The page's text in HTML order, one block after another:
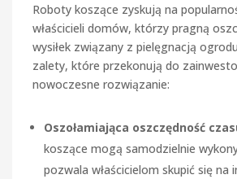
Roboty koszące zyskują na
właścicieli domów, którzy pragną
wysiłek związany z pielęgnacją
zalety, które przekonują do
nowoczesne rozwiązanie:
Oszołamiająca oszczędność
koszące mogą samodzielnie
pozwala właścicielom skupić się na